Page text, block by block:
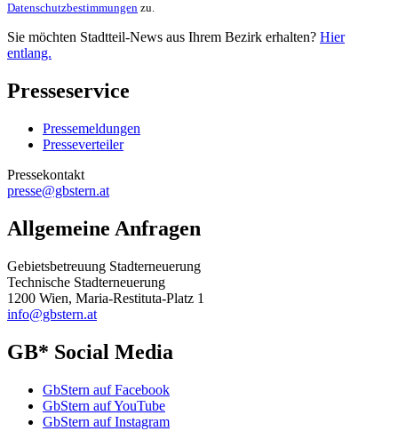
Datenschutzbestimmungen zu.
Sie möchten Stadtteil-News aus Ihrem Bezirk erhalten? Hier
entlang.
Presseservice
Pressemeldungen
Presseverteiler
Pressekontakt
presse@gbstern.at
Allgemeine Anfragen
Gebietsbetreuung Stadterneuerung
Technische Stadterneuerung
1200 Wien, Maria-Restituta-Platz 1
info@gbstern.at
GB* Social Media
GbStern auf Facebook
GbStern auf YouTube
GbStern auf Instagram